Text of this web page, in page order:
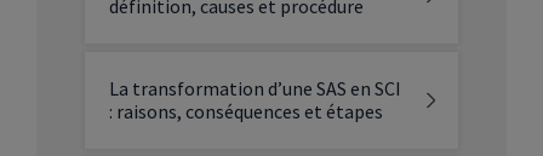
définition, causes et procédure
La transformation d’une SAS en SCI
: raisons, conséquences et étapes